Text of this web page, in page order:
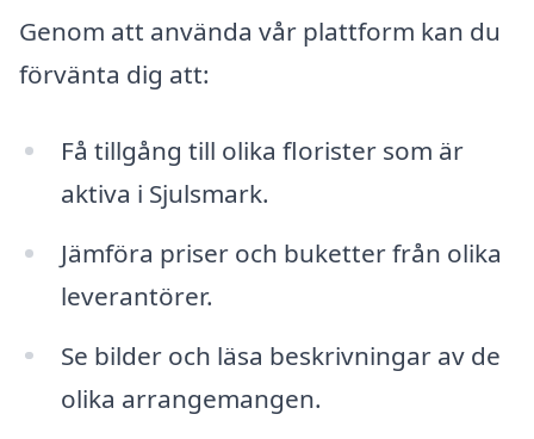
Genom att använda vår plattform kan du
förvänta dig att:
Få tillgång till olika florister som är
aktiva i Sjulsmark.
Jämföra priser och buketter från olika
leverantörer.
Se bilder och läsa beskrivningar av de
olika arrangemangen.